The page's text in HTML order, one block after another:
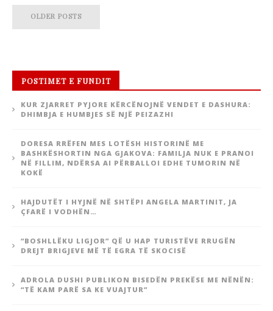
OLDER POSTS
POSTIMET E FUNDIT
KUR ZJARRET PYJORE KËRCËNOJNË VENDET E DASHURA:
DHIMBJA E HUMBJES SË NJË PEIZAZHI
DORESA RRËFEN MES LOTËSH HISTORINË ME
BASHKËSHORTIN NGA GJAKOVA: FAMILJA NUK E PRANOI
NË FILLIM, NDËRSA AI PËRBALLOI EDHE TUMORIN NË
KOKË
HAJDUTËT I HYJNË NË SHTËPI ANGELA MARTINIT, JA
ÇFARË I VODHËN…
“BOSHLLËKU LIGJOR” QË U HAP TURISTËVE RRUGËN
DREJT BRIGJEVE MË TË EGRA TË SKOCISË
ADROLA DUSHI PUBLIKON BISEDËN PREKËSE ME NËNËN:
“TË KAM PARË SA KE VUAJTUR”